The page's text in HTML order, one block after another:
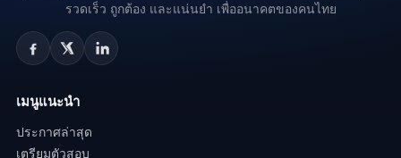
รวดเร็ว ถูกต้อง และแน่นยำ เพื่ออนาคตของคนไทย
เมนูแนะนำ
ประกาศล่าสุด
เตรียมตัวสอบ